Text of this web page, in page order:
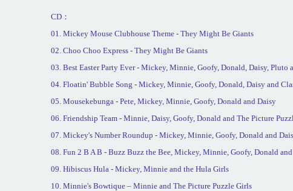
CD ：
01. Mickey Mouse Clubhouse Theme - They Might Be Giants
02. Choo Choo Express - They Might Be Giants
03. Best Easter Party Ever - Mickey, Minnie, Goofy, Donald, Daisy, Pluto
04. Floatin' Bubble Song - Mickey, Minnie, Goofy, Donald, Daisy and
05. Mousekebunga - Pete, Mickey, Minnie, Goofy, Donald and Daisy
06. Friendship Team - Minnie, Daisy, Goofy, Donald and The Picture
07. Mickey's Number Roundup - Mickey, Minnie, Goofy, Donald and
08. Fun 2 B A B - Buzz Buzz the Bee, Mickey, Minnie, Goofy, Donald
09. Hibiscus Hula - Mickey, Minnie and the Hula Girls
10. Minnie's Bowtique – Minnie and The Picture Puzzle Girls